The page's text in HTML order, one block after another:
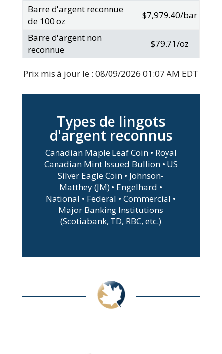
Barre d'argent reconnue
de 100 oz
$7,979.40/bar
Barre d'argent non
reconnue
$79.71/oz
Prix mis à jour le :08/09/2026 01:07 AM EDT
Types de lingots
d'argent reconnus
Canadian Maple Leaf Coin • Royal
Canadian Mint Issued Bullion • US
Silver Eagle Coin • Johnson-
Matthey (JM) • Engelhard •
National • Federal • Commercial •
Major Banking Institutions
(Scotiabank, TD, RBC, etc.)